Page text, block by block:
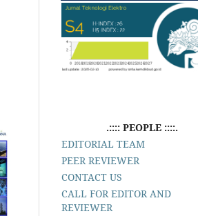
.:::: PEOPLE ::::.
EDITORIAL TEAM
PEER REVIEWER
CONTACT US
CALL FOR EDITOR AND
REVIEWER